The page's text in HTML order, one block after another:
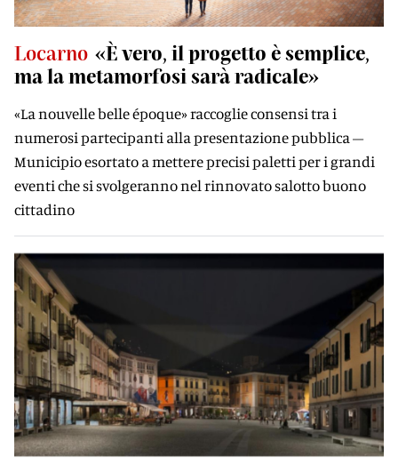
Locarno «È vero, il progetto è semplice,
ma la metamorfosi sarà radicale»
«La nouvelle belle époque» raccoglie consensi tra i
numerosi partecipanti alla presentazione pubblica –
Municipio esortato a mettere precisi paletti per i grandi
eventi che si svolgeranno nel rinnovato salotto buono
cittadino